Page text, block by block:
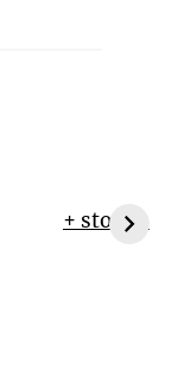
+ stories